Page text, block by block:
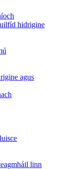
hidrigine
agus
linn